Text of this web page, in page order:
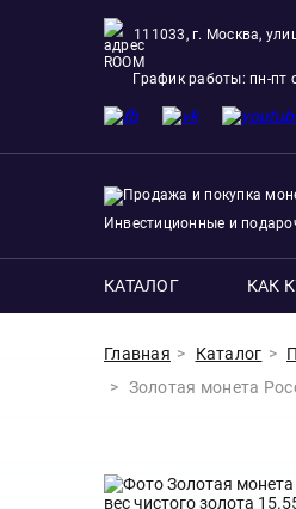
111033, г. Москва,
ROOM
График работы: пн-пт с
Инвестиционные и
КАТАЛОГ КАК
Главная Каталог
Золотая монета